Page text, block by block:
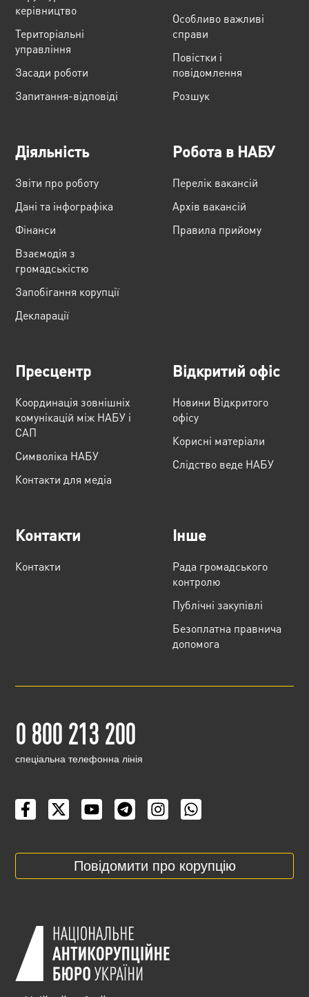
керівництво
Територіальні
управління
Засади роботи
Запитання-відповіді
Особливо важливі
справи
Повістки і
повідомлення
Розшук
Діяльність
Звіти про роботу
Дані та інфографіка
Фінанси
Взаємодія з
громадськістю
Запобігання корупції
Декларації
Робота в НАБУ
Перелік вакансій
Архів вакансій
Правила прийому
Пресцентр
Координація зовнішніх
комунікацій між НАБУ і
САП
Cимволіка НАБУ
Контакти для медіа
Відкритий офіс
Новини Відкритого
офісу
Корисні матеріали
Слідство веде НАБУ
Контакти
Контакти
Інше
Рада громадського
контролю
Публічні закупівлі
Безоплатна правнича
допомога
0 800 213 200
cпеціальна телефонна лінія
Повідомити про корупцію